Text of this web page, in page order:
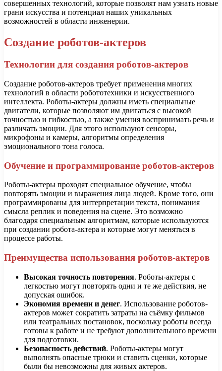
совершенных технологий, которые позволят нам узнать новые
грани искусства и потенциал наших уникальных
возможностей в области инженерии.
Создание роботов-актеров
Технологии для создания роботов-актеров
Создание роботов-актеров требует применения многих
технологий в области робототехники и искусственного
интеллекта. Роботы-актеры должны иметь специальные
двигатели, которые позволяют им двигаться с высокой
точностью и гибкостью, а также умения воспринимать речь и
различать эмоции. Для этого используют сенсоры,
микрофоны и камеры, алгоритмы определения
эмоционального тона голоса.
Обучение и программирование роботов-актеров
Роботы-актеры проходят специальное обучение, чтобы
повторять эмоции и выражения лица людей. Кроме того, они
программированы для интерпретации текста, понимания
смысла реплик и поведения на сцене. Это возможно
благодаря специальным алгоритмам, которые используются
при создании робота-актера и которые могут меняться в
процессе работы.
Преимущества использования роботов-актеров
Высокая точность повторения. Роботы-актеры с
легкостью могут повторять одни и те же действия, не
допуская ошибок.
Экономия времени и денег. Использование роботов-
актеров может сократить затраты на съёмку фильмов
или театральных постановок, поскольку роботы всегда
готовы к работе и не требуют дополнительного времени
для подготовки.
Безопасность действий. Роботы-актеры могут
выполнять опасные трюки и ставить сценки, которые
были бы невозможны для живых актеров.